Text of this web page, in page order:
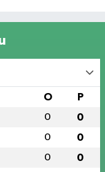
O P
0 0
0 0
0 0